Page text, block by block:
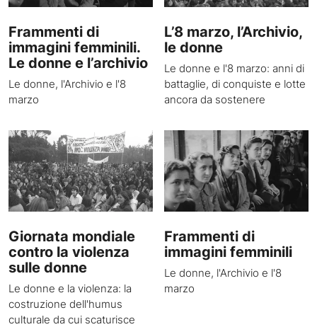
Frammenti di
immagini femminili.
Le donne e l’archivio
Le donne, l'Archivio e l'8
marzo
L’8 marzo, l’Archivio,
le donne
Le donne e l'8 marzo: anni di
battaglie, di conquiste e lotte
ancora da sostenere
Giornata mondiale
contro la violenza
sulle donne
Le donne e la violenza: la
costruzione dell'humus
culturale da cui scaturisce
Frammenti di
immagini femminili
Le donne, l'Archivio e l'8
marzo